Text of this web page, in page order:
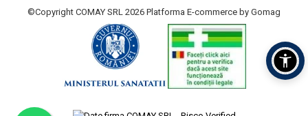
©Copyright COMAY SRL 2026 Platforma E-commerce by Gomag